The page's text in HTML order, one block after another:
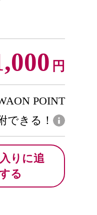
円
POINT
できる！
りに追
る